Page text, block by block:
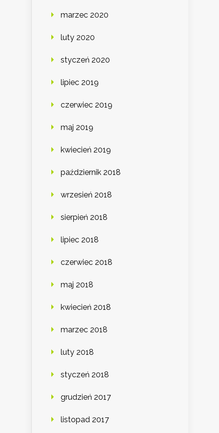
marzec 2020
luty 2020
styczeń 2020
lipiec 2019
czerwiec 2019
maj 2019
kwiecień 2019
październik 2018
wrzesień 2018
sierpień 2018
lipiec 2018
czerwiec 2018
maj 2018
kwiecień 2018
marzec 2018
luty 2018
styczeń 2018
grudzień 2017
listopad 2017